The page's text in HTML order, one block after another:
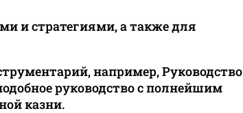
и стратегиями, а также для
например, Руководство
руководство с полнейшим
казни.